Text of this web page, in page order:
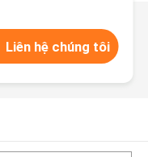
Liên hệ chúng tôi